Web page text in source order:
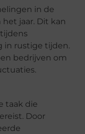
in de
jaar. Dit kan
in rustige tijden.
bedrijven om
taak die
Door